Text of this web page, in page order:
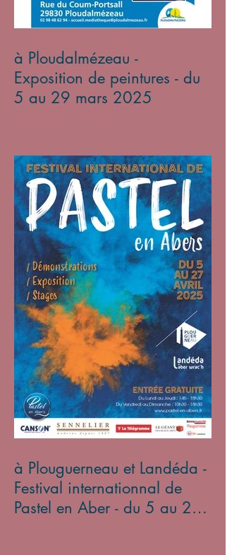
à Ploudalmézeau -
Exposition de peintures - du
5 au 29 mars 2025
à Plouguerneau et Landéda -
Festival internationnal de
Pastel en Aber - du 5 au 27